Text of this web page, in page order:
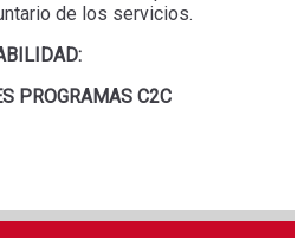
de los servicios.
PROGRAMAS C2C